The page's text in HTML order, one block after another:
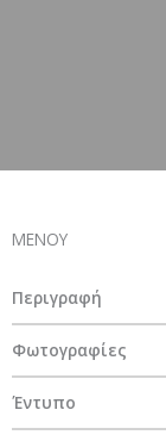
ΜΕΝΟΥ
Περιγραφή
Φωτογραφίες
Έντυπο